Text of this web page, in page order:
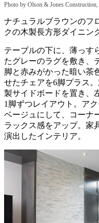
Photo by Olson & Jones
ナチュラルブラウンのフ
クの木製長方形ダイニン
テーブルの下に、薄っす
たグレーのラグを敷き、
脚と赤みがかった暗い茶
せたチェアを6脚プラス
製サイドボードを置き、
1脚ずつレイアウト。ア
ベージュにして、コーナ
ラックス感をアップ。家
演出したインテリア。